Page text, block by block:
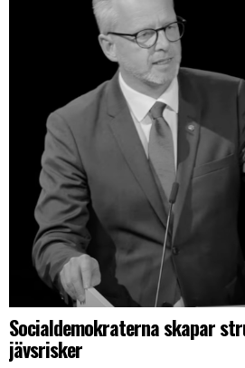
Socialdemokraterna skapar
jävsrisker